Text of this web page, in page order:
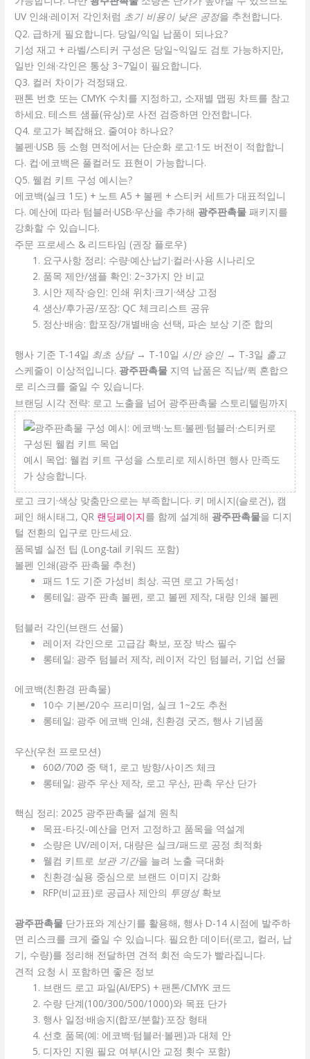
UV 인쇄·레이저 각인처럼 초기 비용이 낮은 공정을 추천합니다.
Q2. 급하게 필요합니다. 당일/익일 납품이 되나요?
기성 재고 + 라벨/스티커 구성은 당일~익일도 검토 가능하지만,
일반 인쇄·각인은 통상 3~7일이 필요합니다.
Q3. 컬러 차이가 걱정돼요.
팬톤 번호 또는 CMYK 수치를 지정하고, 소재별 맵핑 차트를 참고
하세요. 테스트 샘플(유상)로 사전 검증하면 안전합니다.
Q4. 로고가 복잡해요. 줄여야 하나요?
볼펜·USB 등 소형 면적에서는 단순화 로고·1도 버전이 적합합니
다. 컵·에코백은 풀컬러도 표현이 가능합니다.
Q5. 웰컴 키트 구성 예시는?
에코백(실크 1도) + 노트 A5 + 볼펜 + 스티커 세트가 대표적입니
다. 예산에 따라 텀블러·USB·우산을 추가해 광주판촉물 패키지를
강화할 수 있습니다.
주문 프로세스 & 리드타임 (권장 플로우)
요구사항 정리: 수량·예산·납기·컬러·사용 시나리오
품목 제안/샘플 확인: 2~3가지 안 비교
시안 제작·승인: 인쇄 위치·크기·색상 고정
생산/후가공/포장: QC 체크리스트 공유
정산·배송: 합포장/개별배송 선택, 파손 보상 기준 합의
행사 기준 T-14일 최초 상담→ T-10일 시안 승인 → T-3일 출고
스케줄이 이상적입니다. 광주판촉물 지역 납품은 직납/퀵 혼합으
로 리스크를 줄일 수 있습니다.
브랜딩 시각 전략: 로고 노출을 넘어 광주판촉물 스토리텔링까지
예시 목업: 웰컴 키트 구성을 스토리로 제시하면 행사 만족도
가 상승합니다.
로고 크기·색상 맞춤만으로는 부족합니다. 키 메시지(슬로건), 캠
페인 해시태그, QR 랜딩페이지를 함께 설계해 광주판촉물을 디지
털 전환의 입구로 만드세요.
품목별 실전 팁 (Long-tail 키워드 포함)
볼펜 인쇄(광주 판촉물 추천)
패드 1도 기준 가성비 최상. 곡면 로고 가독성↑
롱테일: 광주 판촉 볼펜, 로고 볼펜 제작, 대량 인쇄 볼펜
텀블러 각인(브랜드 선물)
레이저 각인으로 고급감 확보, 포장 박스 필수
롱테일: 광주 텀블러 제작, 레이저 각인 텀블러, 기업 선물
에코백(친환경 판촉물)
10수 기본/20수 프리미엄, 실크 1~2도 추천
롱테일: 광주 에코백 인쇄, 친환경 굿즈, 행사 기념품
우산(우천 프로모션)
60Ø/70Ø 중 택1, 로고 방향/사이즈 체크
롱테일: 광주 우산 제작, 로고 우산, 판촉 우산 단가
핵심 정리: 2025 광주판촉물 설계 원칙
목표-타깃-예산을 먼저 고정하고 품목을 역설계
소량은 UV/레이저, 대량은 실크/패드로 공정 최적화
웰컴 키트로 보관 기간을 늘려 노출 극대화
친환경·실용 중심으로 브랜드 이미지 강화
RFP(비교표)로 공급사 제안의 투명성 확보
광주판촉물 단가표와 계산기를 활용해, 행사 D-14 시점에 발주하
면 리스크를 크게 줄일 수 있습니다. 필요한 데이터(로고, 컬러, 납
기, 수량)를 정리해 전달하면 견적 회전 속도가 빨라집니다.
견적 요청 시 포함하면 좋은 정보
브랜드 로고 파일(AI/EPS) + 팬톤/CMYK 코드
수량 단계(100/300/500/1000)와 목표 단가
행사 일정·배송지(합포/분할)·포장 형태
선호 품목(예: 에코백·텀블러·볼펜)과 대체 안
디자인 지원 필요 여부(시안 교정 횟수 포함)